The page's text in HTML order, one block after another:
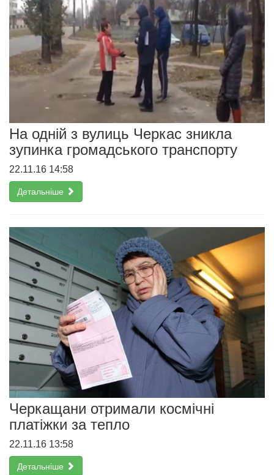
На одній з вулиць Черкас зникла
зупинка громадського транспорту
22.11.16 14:58
Детальніше
Черкащани отримали космічні
платіжки за тепло
22.11.16 13:58
Детальніше